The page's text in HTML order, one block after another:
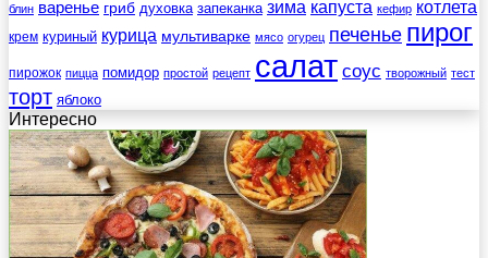
блин варенье гриб духовка запеканка зима капуста кефир котлета
крем куриный курица мультиварке мясо огурец печенье пирог
пирожок пицца помидор простой рецепт салат соус творожный тест
торт яблоко
Интересно